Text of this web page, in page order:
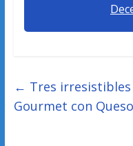
← Tres
Gourmet con